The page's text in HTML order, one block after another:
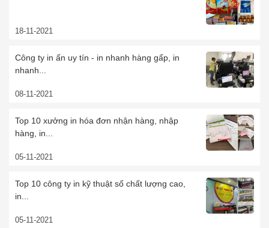
18-11-2021
Công ty in ấn uy tín - in nhanh hàng gấp, in
nhanh...
08-11-2021
Top 10 xưởng in hóa đơn nhận hàng, nhập
hàng, in...
05-11-2021
Top 10 công ty in kỹ thuật số chất lượng cao,
in...
05-11-2021